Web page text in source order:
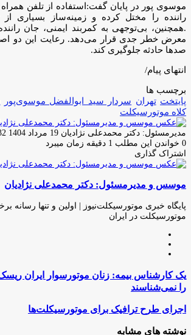
موسوی پور در پایان گفت:استفاده از تلفن همراه
راننده را مختل کرده و زمینه‌ساز بسیاری
.همچنین، بی‌توجهی به کمربند ایمنی، جان
معرض خطر جدی قرار می‌دهد. رعایت این دو
صدها حادثه جلوگیری کند.
انتهای پیام/
برچسب ها
پایتخت تهران سردار سید ابوالفضل موسوی‌پور
کلاه موتورسیکلت
مدیرمسئول: دکتر محمدعلی نژادیان ارسال
ایمیل
19 مرداد 1404 20:32
0 خواندن این مطلب 1 دقیقه زمان میبرد
اشتراک گذاری
فیس
توئیتر
لینکدین
واتس
تلگرام
اشتراک
از
ایمیل
چاپ
موسس و مدیرمسئول: دکتر محمدعلی نژادیان
پایگاه خبری موتورسیکلت‌نیوز | اولین و تنها رسانه
موتورسیکلت در ایران
یک
کارشناس
بیمه:
زنان
موتورسوار
یک کارشناس بیمه: زنان موتورسوار ایران
را نمی‌شناسند
اجرای
ترافیک
اجرای طرح ترافیک برای موتورسیکلت‌ها
نوشته های مشابه